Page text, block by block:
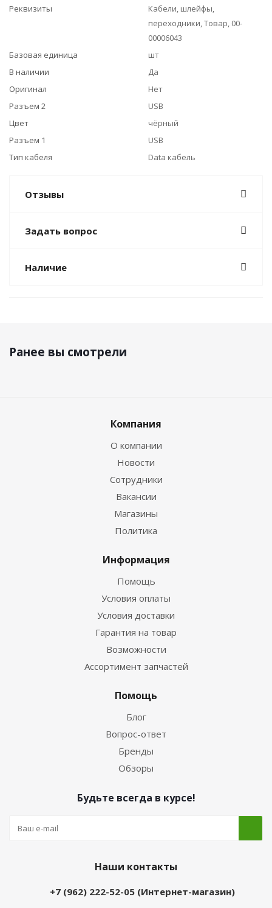
Реквизиты
Кабели, шлейфы,
переходники, Товар, 00-
00006043
Базовая единица
шт
В наличии
Да
Оригинал
Нет
Разъем 2
USB
Цвет
чёрный
Разъем 1
USB
Тип кабеля
Data кабель
Отзывы
Задать вопрос
Наличие
Ранее вы смотрели
Компания
О компании
Новости
Сотрудники
Вакансии
Магазины
Политика
Информация
Помощь
Условия оплаты
Условия доставки
Гарантия на товар
Возможности
Ассортимент запчастей
Помощь
Блог
Вопрос-ответ
Бренды
Обзоры
Будьте всегда в курсе!
Наши контакты
+7 (962) 222-52-05 (Интернет-магазин)